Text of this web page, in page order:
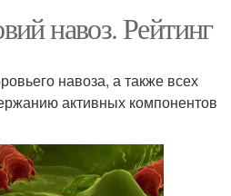
навоз. Рейтинг
навоза, а также всех
активных компонентов